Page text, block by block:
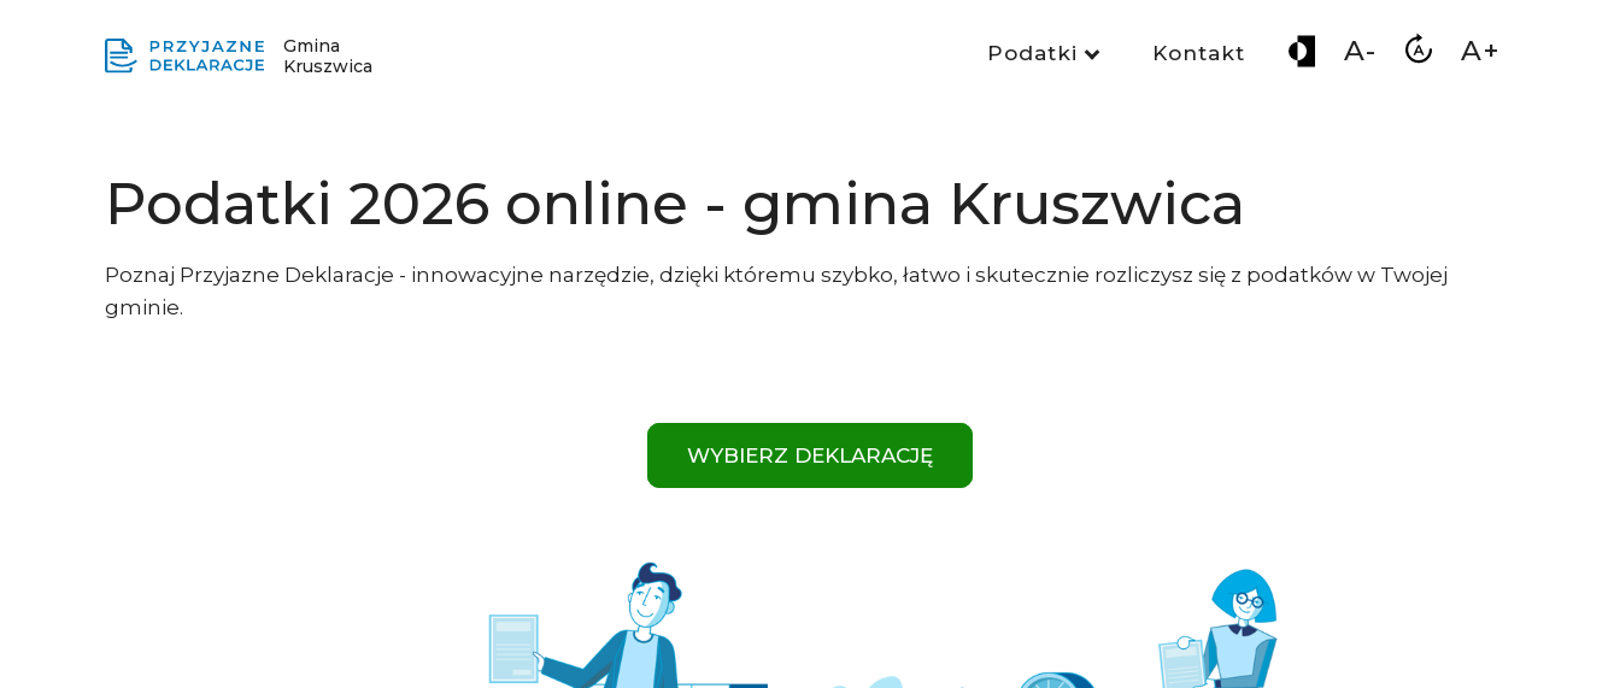
Gmina
Kruszwica
Podatki Kontakt A- A+
Podatki 2026 online - gmina Kruszwica
Poznaj Przyjazne Deklaracje - innowacyjne narzędzie, dzięki któremu szybko, łatwo i skutecznie rozliczysz się z podatków w Twojej
gminie.
WYBIERZ DEKLARACJĘ